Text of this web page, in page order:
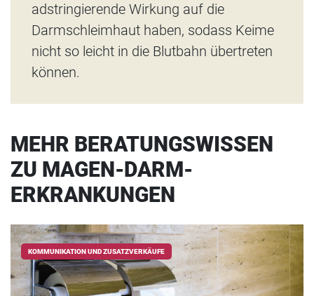
adstringierende Wirkung auf die
Darmschleimhaut haben, sodass Keime
nicht so leicht in die Blutbahn übertreten
können.
MEHR BERATUNGSWISSEN
ZU MAGEN-DARM-
ERKRANKUNGEN
KOMMUNIKATION UND ZUSATZVERKÄUFE